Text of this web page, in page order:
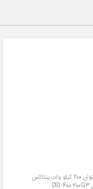
اینورتر سه فاز توان 200 کیلو وات پنتاکس